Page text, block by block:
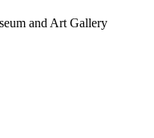
and Art Gallery